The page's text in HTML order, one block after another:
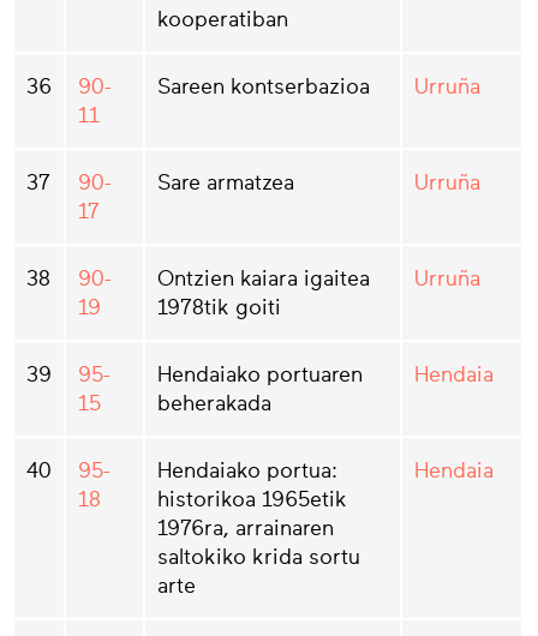
kooperatiban
36
90-
11
Sareen kontserbazioa Urruña
37
90-
17
Sare armatzea Urruña
38
90-
19
Ontzien kaiara igaitea
1978tik goiti
Urruña
39
95-
15
Hendaiako portuaren
beherakada
Hendaia
40
95-
18
Hendaiako portua:
historikoa 1965etik
1976ra, arrainaren
saltokiko krida sortu
arte
Hendaia